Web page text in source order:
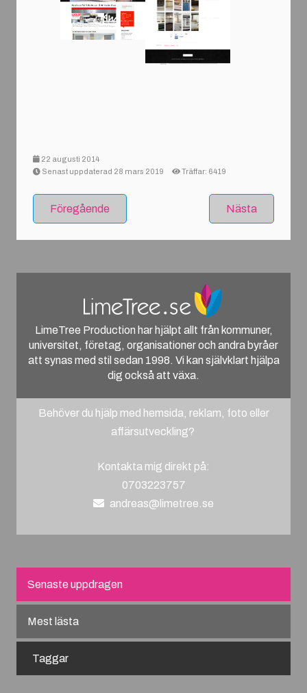
22 augusti 2014
Senast uppdaterad 28 mars 2019
Träffar: 6419
Föregående Nästa
LimeTree Production har hjälpt allt från kommuner,
universitet, företag, organisationer och andra byråer
att synas med stil sedan 1998. Vi kan självklart hjälpa
dig också att växa.
Behöver du hjälp med hemsida, reklam, foto eller
affärsutveckling?
Kontakta mig direkt på:
0703223757
andreas@limetree.se
Senaste uppdragen
Mest lästa
Taggar